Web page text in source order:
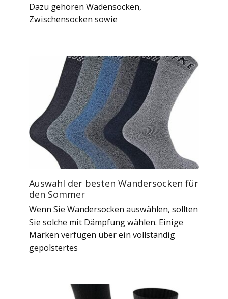
Dazu gehören Wadensocken,
Zwischensocken sowie
Auswahl der besten Wandersocken für
den Sommer
Wenn Sie Wandersocken auswählen, sollten
Sie solche mit Dämpfung wählen. Einige
Marken verfügen über ein vollständig
gepolstertes